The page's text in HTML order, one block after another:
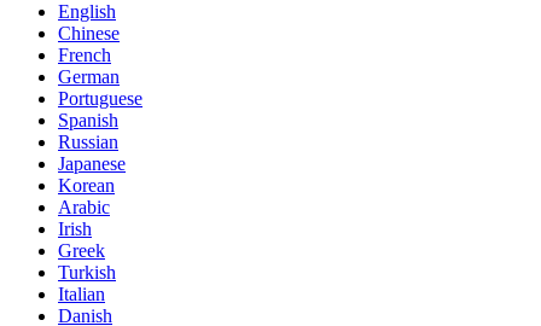
English
Chinese
French
German
Portuguese
Spanish
Russian
Japanese
Korean
Arabic
Irish
Greek
Turkish
Italian
Danish